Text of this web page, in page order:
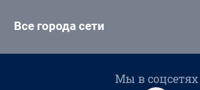
Все города сети
Мы в соцсетях